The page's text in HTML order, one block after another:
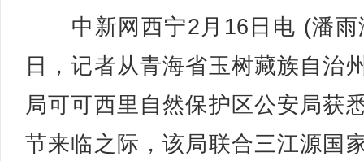
中新网西宁2月16日电 (潘雨
日，记者从青海省玉树藏族自治
局可可西里自然保护区公安局获
节来临之际，该局联合三江源国